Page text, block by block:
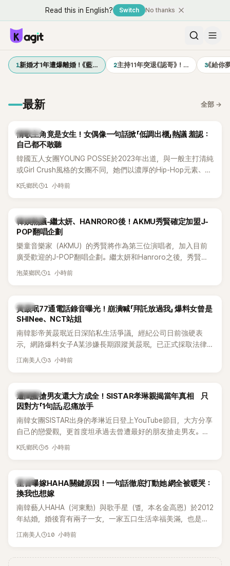
Read this in English? Switch No thanks
1新婚才1年遭爆離婚！《藍… 2主持11年突退《認哥》！… 3《給你
最新 全部 →
K-POP
情歌主角竟是女生！女偶像一句話掀「低調出櫃」熱議 羞認：
自己都不敢聽
韓國五人女團YOUNG POSSE於2023年出道，與一般主打清純
或Girl Crush風格的女團不同，她們以濃厚的Hip-Hop元素、自
創Rap及成員親自參與創作為特色，MV也融入美式街頭、塗
為第五代女團中極具辨識度的新生代代表之一。
K氏鄉民 1 小時前
熱議討論
韓娛熱議-繼太妍、HANRORO後！AKMU秀賢確定加盟J-
POP翻唱企劃
樂童音樂家（AKMU）的秀賢將作為第三位演唱者，加入目前
廣受歡迎的J-POP翻唱企劃。繼太妍和Hanroro之後，秀賢已
獲選為第三首翻唱歌曲的主唱，並於近期完成錄音。
泡菜鄉民 1 小時前
韓星
黃晸珉77通電話錄音曝光！崩潰喊「拜託放過我」 爆料女曾是
SHINee、NCT站姐
南韓影帝黃晸珉近日深陷私生活爭議，經紀公司日前強硬表
示，網路爆料女子A某涉嫌長期跟蹤黃晸珉，已正式採取法律
行動。不過，A並未停止發聲，持續透過社群平台公開爆料，反
的錄音內容，而A也首度承認自己過去曾是SHINee、NCT等偶
像團體的「站姐」，事件持續延燒。
江南美人 3 小時前
K-POP
遭閨蜜搶男友還大方成全！SISTAR孝琳親揭當年真相 只
因對方「1句話」忍痛放手
南韓女團SISTAR出身的孝琳近日登上YouTube節目，大方分享
自己的戀愛觀，更首度坦承過去曾遭最好的朋友搶走男友。她
表示，當時選擇瀟灑放手，但如果同樣的事情現在再發生，「我
K氏鄉民 5 小時前
韓星
星首曝嫁HAHA關鍵原因！一句話徹底打動她 網全被暖哭：
換我也想嫁
南韓藝人HAHA（河東勳）與歌手星（별，本名金高恩）於2012
年結婚，婚後育有兩子一女，一家五口生活幸福美滿，也是韓
國演藝圈公認的模範夫妻。近日，星首度公開當年決定嫁給
江南美人 10 小時前